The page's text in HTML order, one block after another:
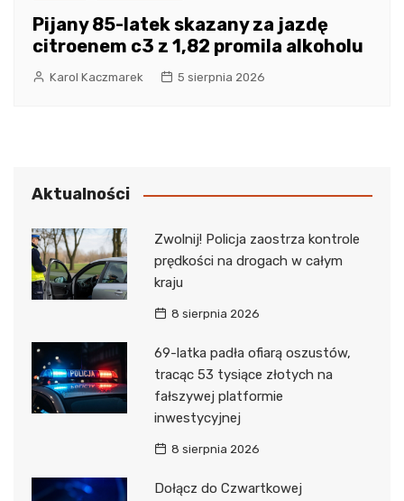
Pijany 85-latek skazany za jazdę
citroenem c3 z 1,82 promila alkoholu
Karol Kaczmarek 5 sierpnia 2026
Aktualności
Zwolnij! Policja zaostrza kontrole
prędkości na drogach w całym
kraju
8 sierpnia 2026
69-latka padła ofiarą oszustów,
tracąc 53 tysiące złotych na
fałszywej platformie
inwestycyjnej
8 sierpnia 2026
Dołącz do Czwartkowej